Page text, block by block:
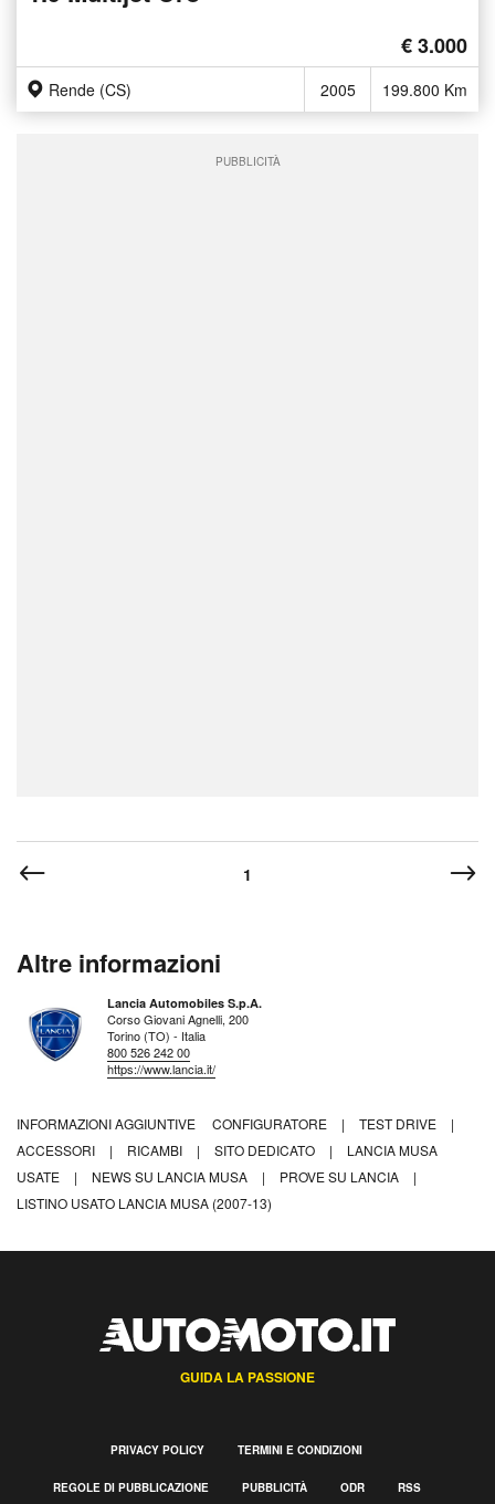
€ 3.000
Rende (CS) 2005 199.800 Km
PUBBLICITÀ
1
Altre informazioni
Lancia Automobiles S.p.A.
Corso Giovani Agnelli, 200
Torino (TO) - Italia
800 526 242 00
https://www.lancia.it/
INFORMAZIONI AGGIUNTIVE CONFIGURATORE | TEST DRIVE
|
ACCESSORI
| RICAMBI | SITO DEDICATO |
LANCIA MUSA
USATE
| NEWS SU LANCIA MUSA | PROVE SU LANCIA
|
LISTINO USATO LANCIA MUSA (2007-13)
GUIDA LA PASSIONE
PRIVACY POLICY TERMINI E CONDIZIONI
REGOLE DI PUBBLICAZIONE PUBBLICITÀ ODR RSS